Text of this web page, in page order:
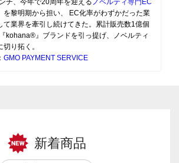
チ、今年で20周年を迎える ノベルティ専門EC
を黎明期から担い、 EC化率がわずかだった業
て業界を牽引し続けてきた。累計販売数1億個
kohana®』ブランドを引っ提げ、ノベルティ
り拓く。
GMO PAYMENT SERVICE
新着商品